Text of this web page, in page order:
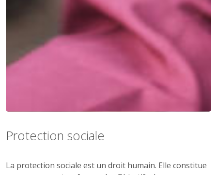
Protection sociale
La protection sociale est un droit humain. Elle constitue